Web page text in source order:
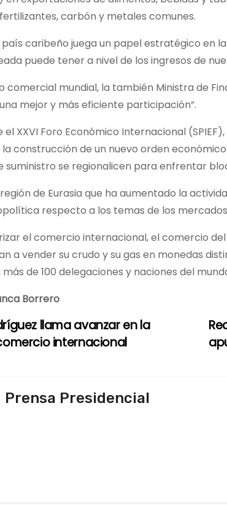
carbón y metales comunes.
país caribeño juega un papel estratégico en
puede tener a nivel de los ingresos de
mundial, la también Ministra de
mejor y más eficiente participación”.
XXVI Foro Económico Internacional
construcción de un nuevo orden
suministro se regionalicen para enfrentar
de Eurasia que ha aumentado la
respecto a los temas de los
el comercio internacional, el comercio
a vender su crudo y su gas en monedas
de 100 delegaciones y naciones del
Borrero
llama avanzar en la
internacional
Prensa Presidencial